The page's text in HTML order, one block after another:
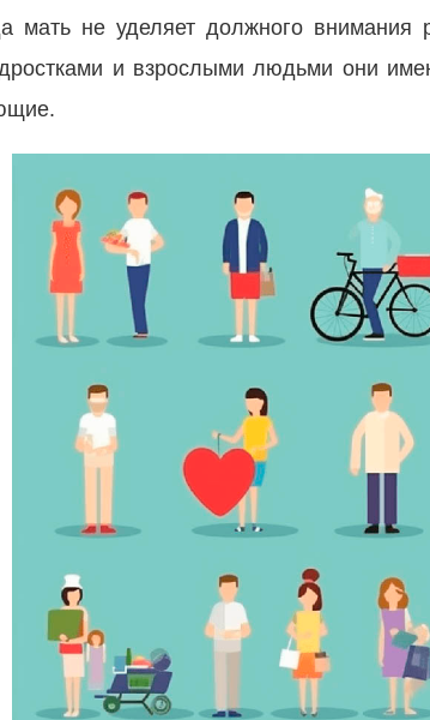
мать не уделяет должного
и взрослыми людьми они